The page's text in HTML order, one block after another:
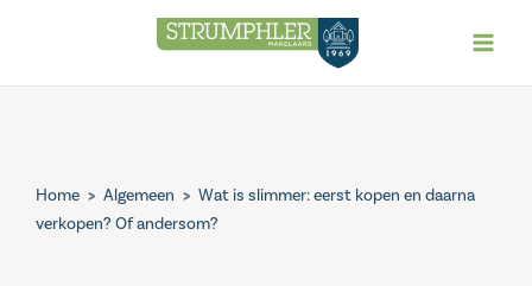
Home > Algemeen > Wat is slimmer: eerst kopen en daarna
verkopen? Of andersom?